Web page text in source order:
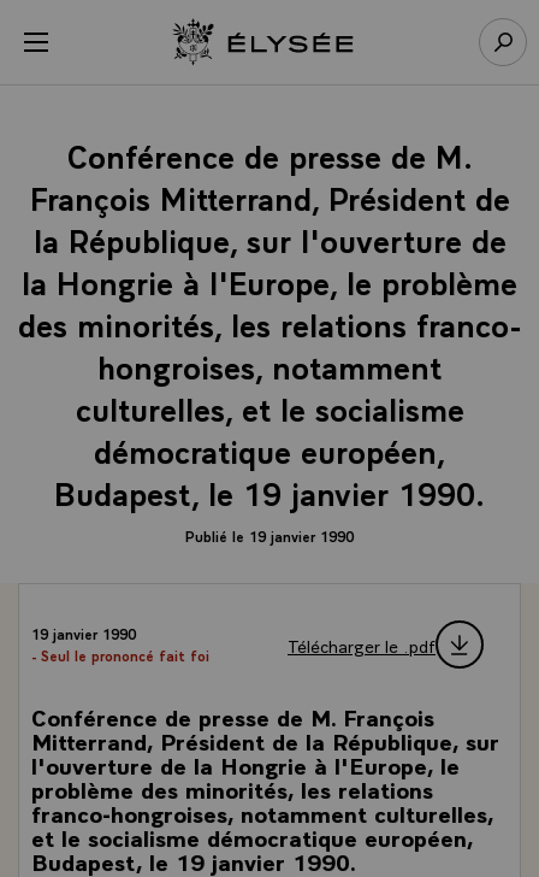
menu Retour à l’accueil Élysée
Conférence de presse de M.
François Mitterrand, Président de
la République, sur l'ouverture de
la Hongrie à l'Europe, le problème
des minorités, les relations franco-
hongroises, notamment
culturelles, et le socialisme
démocratique européen,
Budapest, le 19 janvier 1990.
Publié le 19 janvier 1990
19 janvier 1990
- Seul le prononcé fait foi
Télécharger le .pdf
Conférence de presse de M. François
Mitterrand, Président de la République, sur
l'ouverture de la Hongrie à l'Europe, le
problème des minorités, les relations
franco-hongroises, notamment culturelles,
et le socialisme démocratique européen,
Budapest, le 19 janvier 1990.
Panneau de gestion des cookies